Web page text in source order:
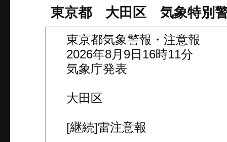
東京都 大田区 気象特別警
東京都気象警報・注意報
2026年8月9日16時11分
気象庁発表
大田区
[継続]雷注意報